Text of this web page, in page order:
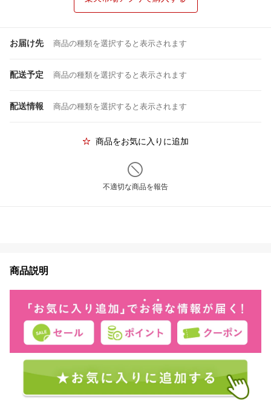
お届け先 商品の種類を選択すると表示されます
配送予定 商品の種類を選択すると表示されます
配送情報 商品の種類を選択すると表示されます
商品をお気に入りに追加
不適切な商品を報告
商品説明